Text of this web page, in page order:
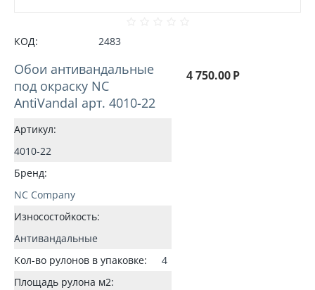
КОД: 2483
Обои антивандальные
под окраску NC
AntiVandal арт. 4010-22
Артикул:
4010-22
Бренд:
NC Company
Износостойкость:
Антивандальные
Кол-во рулонов в упаковке:
4
Площадь рулона м2:
4 750.00Р